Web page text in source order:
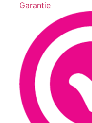
Garantie